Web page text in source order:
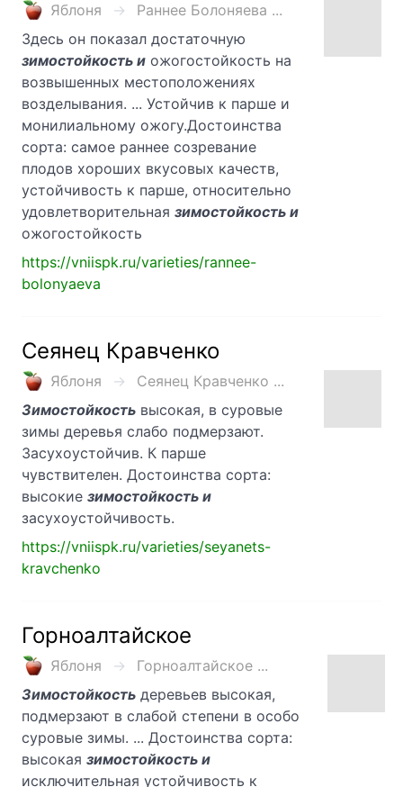
Яблоня
Раннее Болоняева ...
Здесь он показал достаточную
зимостойкость и ожогостойкость на
возвышенных местоположениях
возделывания. ... Устойчив к парше и
монилиальному ожогу.Достоинства
сорта: самое раннее созревание
плодов хороших вкусовых качеств,
устойчивость к парше, относительно
удовлетворительная зимостойкость и
ожогостойкость
https://vniispk.ru/varieties/rannee-
bolonyaeva
Сеянец Кравченко
Яблоня
Сеянец Кравченко ...
Зимостойкость высокая, в суровые
зимы деревья слабо подмерзают.
Засухоустойчив. К парше
чувствителен. Достоинства сорта:
высокие зимостойкость и
засухоустойчивость.
https://vniispk.ru/varieties/seyanets-
kravchenko
Горноалтайское
Яблоня
Горноалтайское ...
Зимостойкость деревьев высокая,
подмерзают в слабой степени в особо
суровые зимы. ... Достоинства сорта:
высокая зимостойкость и
исключительная устойчивость к